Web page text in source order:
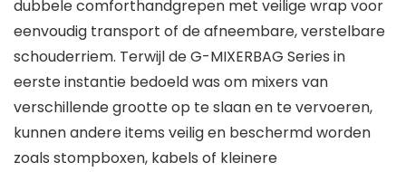
dubbele comforthandgrepen met veilige wrap voor
eenvoudig transport of de afneembare, verstelbare
schouderriem. Terwijl de G-MIXERBAG Series in
eerste instantie bedoeld was om mixers van
verschillende grootte op te slaan en te vervoeren,
kunnen andere items veilig en beschermd worden
zoals stompboxen, kabels of kleinere